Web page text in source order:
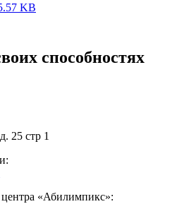
KB
способностях
25 стр 1
«Абилимпикс»: